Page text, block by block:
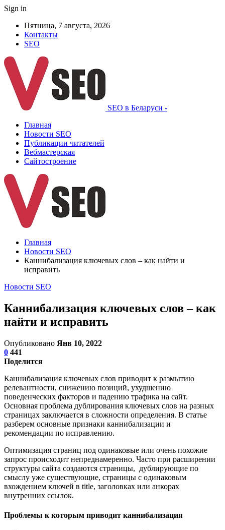
Sign in
Пятница, 7 августа, 2026
Контакты
SEO
SEO в Беларуси -
Главная
Новости SEO
Публикации читателей
Вебмастерская
Сайтостроение
Главная
Новости SEO
Каннибализация ключевых слов – как найти и
исправить
Новости SEO
Каннибализация ключевых слов – как
найти и исправить
Опубликовано Янв 10, 2022
0 441
Поделится
Каннибализация ключевых слов приводит к размытию
релевантности, снижению позиций, ухудшению
поведенческих факторов и падению трафика на сайт.
Основная проблема дублирования ключевых слов на разных
страницах заключается в сложности определения. В статье
разберем основные признаки каннибализации и
рекомендации по исправлению.
Оптимизация страниц под одинаковые или очень похожие
запрос происходит непреднамеренно. Часто при расширении
структуры сайта создаются страницы, дублирующие по
смыслу уже существующие, страницы с одинаковым
вхождением ключей в title, заголовках или анкорах
внутренних ссылок.
Проблемы к которым приводит каннибализация